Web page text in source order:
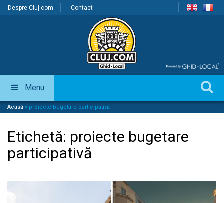
Despre Cluj.com Contact
Menu
Acasă » proiecte bugetare participativă
Etichetă: proiecte bugetare
participativă